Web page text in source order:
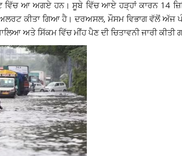
ਵਿੱਚ ਆ ਅਗਏ ਹਨ। ਸੂਬੇ ਵਿੱਚ ਆਏ ਹੜ੍ਹਾਂ ਕਾਰਨ 14
ਕੀਤਾ ਗਿਆ ਹੈ। ਦਰਅਸਲ, ਮੌਸਮ ਵਿਭਾਗ ਵੱਲੋਂ ਅੱਜ
ਅਤੇ ਸਿੱਕਮ ਵਿੱਚ ਮੀਂਹ ਪੈਣ ਦੀ ਚਿਤਾਵਨੀ ਜਾਰੀ ਕੀਤੀ